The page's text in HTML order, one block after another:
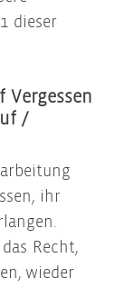
dieser
Vergessen
/
ihr
Recht,
wieder